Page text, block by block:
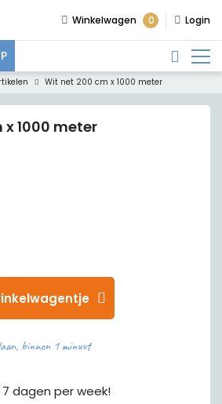
Winkelwagen 0 Login
Wit net 200 cm x 1000 meter
1000 meter
binnen 1 minuut
dagen per week!